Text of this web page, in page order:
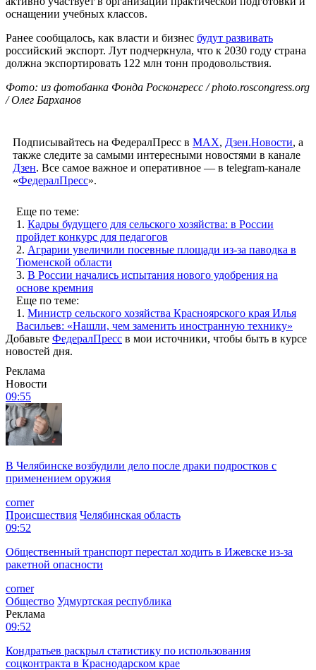
оснащении учебных классов.
Ранее сообщалось, как власти и бизнес будут развивать
российский экспорт. Лут подчеркнула, что к 2030 году страна
должна экспортировать 122 млн тонн продовольствия.
Фото: из фотобанка Фонда Росконгресс / photo.roscongress.org
/ Олег Барханов
Подписывайтесь на ФедералПресс в МАХ, Дзен.Новости, а
также следите за самыми интересными новостями в канале
Дзен. Все самое важное и оперативное — в telegram-канале
«ФедералПресс».
Еще по теме:
1. Кадры будущего для сельского хозяйства: в России
пройдет конкурс для педагогов
2. Аграрии увеличили посевные площади из-за паводка в
Тюменской области
3. В России начались испытания нового удобрения на
основе кремния
Еще по теме:
1. Министр сельского хозяйства Красноярского края Илья
Васильев: «Нашли, чем заменить иностранную технику»
Добавьте ФедералПресс в мои источники, чтобы быть в курсе
новостей дня.
Реклама
Новости
09:55
В Челябинске возбудили дело после драки подростков с
применением оружия
corner
Происшествия Челябинская область
09:52
Общественный транспорт перестал ходить в Ижевске из-за
ракетной опасности
corner
Общество Удмуртская республика
Реклама
09:52
Кондратьев раскрыл статистику по использования
соцконтракта в Краснодарском крае